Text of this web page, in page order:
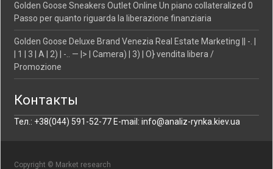
Golden Goose Sneakers Outlet Online Un piano collateralized 0
Passo per quanto riguarda la liberazione finanziaria
Golden Goose Deluxe Brand Venezia Real Estate Marketing || -. |
| 1 | 3 | A | 2) | -.. — |> | Camera) | 3) | O} vendita libera /
Promozione
Контакты
Тел.: +38(044) 591-52-77 E-mail: info@analiz-rynka.kiev.ua
Copyright © Market research